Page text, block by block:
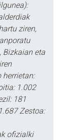
ziren,
Bizkaian eta
1.002
181
Zestoa:
ofizialki